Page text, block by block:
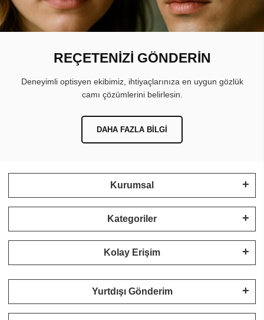
REÇETENİZİ GÖNDERİN
Deneyimli optisyen ekibimiz, ihtiyaçlarınıza en uygun gözlük
camı çözümlerini belirlesin.
DAHA FAZLA BILGI
Kurumsal
Kategoriler
Kolay Erişim
Yurtdışı Gönderim